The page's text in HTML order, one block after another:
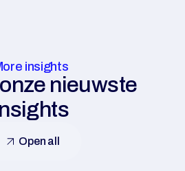
insights
nieuwste
Open all